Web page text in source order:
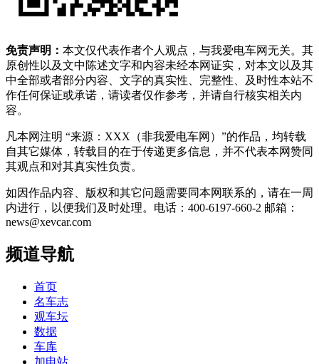
免责声明： 本文仅代表作者个人观点，与我爱电车网无关。其
原创性以及文中陈述文字和内容未经本网证实，对本文以及其
中全部或者部分内容、文字的真实性、完整性、及时性本站不
作任何保证或承诺，请读者仅作参考，并请自行核实相关内
容。
凡本网注明 “来源：XXX（非我爱电车网）”的作品，均转载
自其它媒体，转载目的在于传递更多信息，并不代表本网赞同
其观点和对其真实性负责。
如因作品内容、版权和其它问题需要同本网联系的，请在一周
内进行，以便我们及时处理。电话：400-6197-660-2 邮箱：
news@xevcar.com
频道导航
首页
名车志
观车坛
数据
车库
加电站